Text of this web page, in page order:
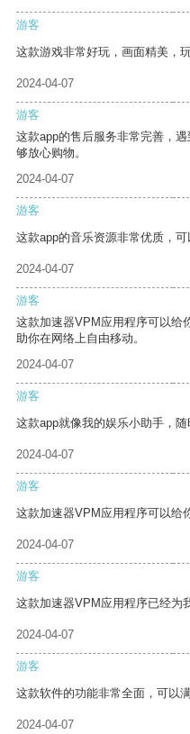
游客
这款游戏非常好玩，画面精美，玩
2024-04-07
游客
这款app的售后服务非常完善，
够放心购物。
2024-04-07
游客
这款app的音乐资源非常优质，可
2024-04-07
游客
这款加速器VPM应用程序可以给
助你在网络上自由移动。
2024-04-07
游客
这款app就像我的娱乐小助手，随
2024-04-07
游客
这款加速器VPM应用程序可以给
2024-04-07
游客
这款加速器VPM应用程序已经为
2024-04-07
游客
这款软件的功能非常全面，可以
2024-04-07